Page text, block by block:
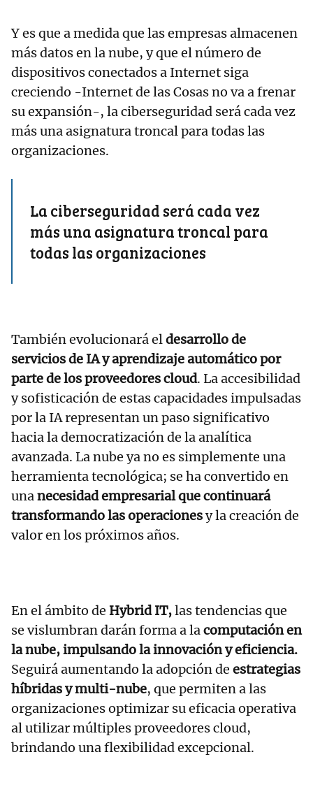
Y es que a medida que las empresas almacenen
más datos en la nube, y que el número de
dispositivos conectados a Internet siga
creciendo -Internet de las Cosas no va a frenar
su expansión-, la ciberseguridad será cada vez
más una asignatura troncal para todas las
organizaciones.
La ciberseguridad será cada vez
más una asignatura troncal para
todas las organizaciones
También evolucionará eldesarrollo de
servicios de IA y aprendizaje automático por
parte de los proveedores cloud. La accesibilidad
y sofisticación de estas capacidades impulsadas
por la IA representan un paso significativo
hacia la democratización de la analítica
avanzada. La nube ya no es simplemente una
herramienta tecnológica; se ha convertido en
unanecesidad empresarial que continuará
transformando las operacionesy la creación de
valor en los próximos años.
En el ámbito de Hybrid IT,las tendencias que
se vislumbran darán forma a lacomputación en
la nube, impulsando la innovación y eficiencia.
Seguirá aumentando la adopción de estrategias
híbridas y multi-nube, que permiten a las
organizaciones optimizar su eficacia operativa
al utilizar múltiples proveedores cloud,
brindando una flexibilidad excepcional.